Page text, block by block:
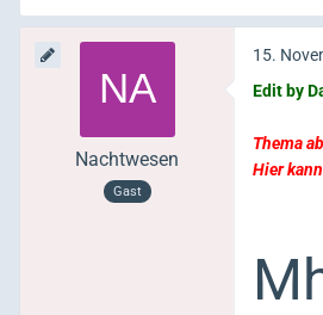
Nachtwesen
Gast
15.
Edit by
Thema
Hier